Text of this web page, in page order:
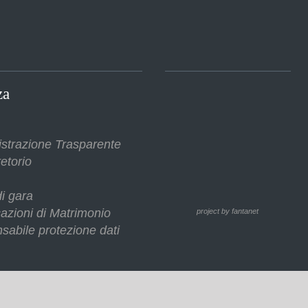
Trasparente
gara
di Matrimonio
protezione dati
project by fantanet